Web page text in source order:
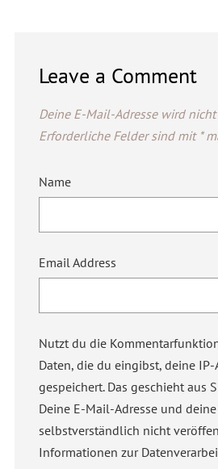
Leave a Comment
Deine E-Mail-Adresse wird
Erforderliche Felder sind mit *
Name
Email Address
Nutzt du die
Daten, die du eingibst, deine IP-
gespeichert. Das geschieht aus
Deine E-Mail-Adresse und
selbstverständlich nicht
Informationen zur